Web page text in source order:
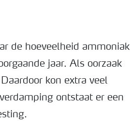
de hoeveelheid ammoniak
jaar. Als oorzaak
kon extra veel
ontstaat er een